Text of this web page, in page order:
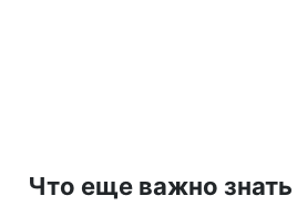
Что еще важно знать